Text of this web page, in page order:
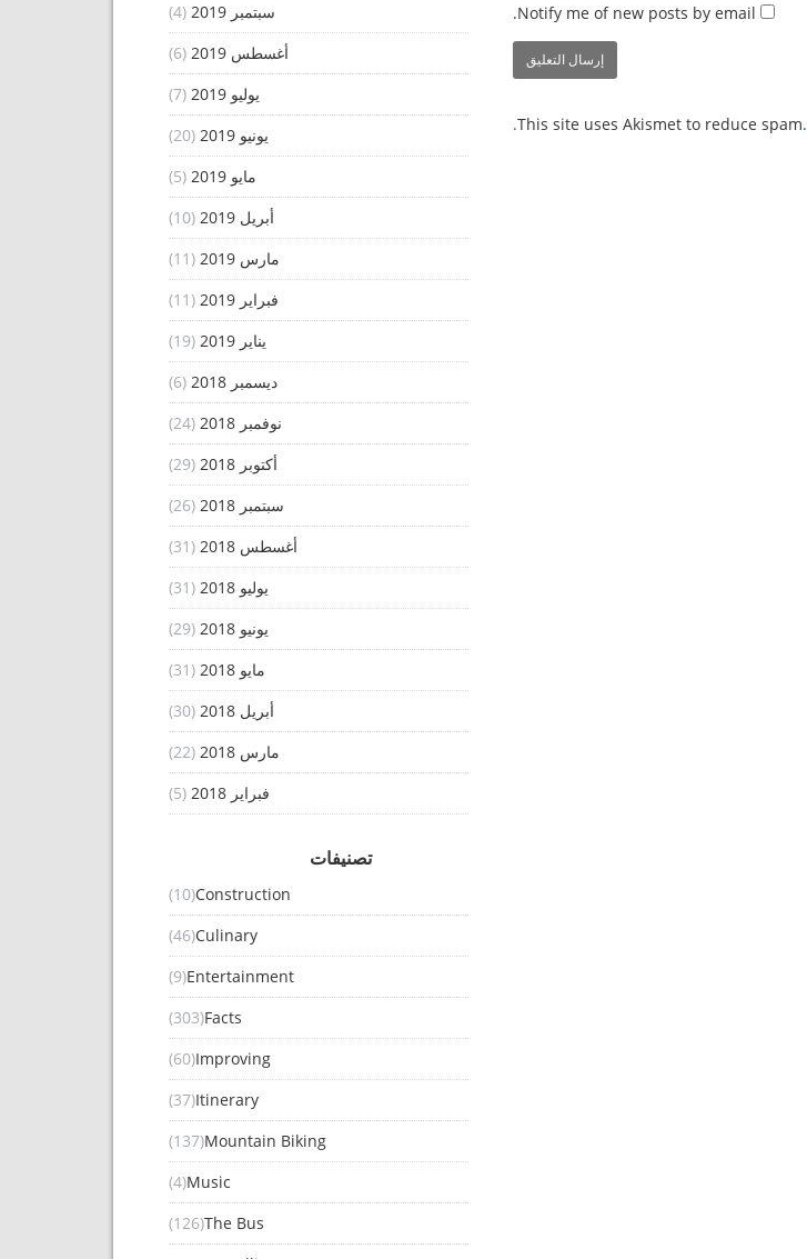
Notify me of new posts by email.
This site uses Akismet to reduce spam.
سبتمبر 2019
(4)
أغسطس 2019
(6)
يوليو 2019
(7)
يونيو 2019
(20)
مايو 2019
(5)
أبريل 2019
(10)
مارس 2019
(11)
فبراير 2019
(11)
يناير 2019
(19)
ديسمبر 2018
(6)
نوفمبر 2018
(24)
أكتوبر 2018
(29)
سبتمبر 2018
(26)
أغسطس 2018
(31)
يوليو 2018
(31)
يونيو 2018
(29)
مايو 2018
(31)
أبريل 2018
(30)
مارس 2018
(22)
فبراير 2018
(5)
تصنيفات
Construction
(10)
Culinary
(46)
Entertainment
(9)
Facts
(303)
Improving
(60)
Itinerary
(37)
Mountain Biking
(137)
Music
(4)
The Bus
(126)